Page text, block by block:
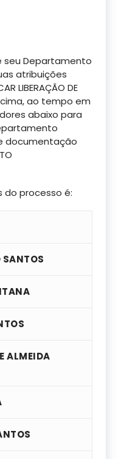
seu Departamento
atribuições
LIBERAÇÃO DE
ao tempo em
abaixo para
documentação
do processo é:
ALMEIDA